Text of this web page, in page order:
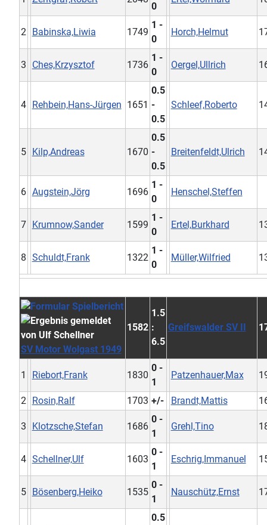
0
2 Babinska,Liwia 1749
1 -
0
Horch,Helmut
3 Ches,Krzysztof 1736
1 -
0
Oergel,Ullrich
4 Rehbein,Hans-Jürgen 1651
0.5
-
0.5
Schleef,Roberto
5 Kilp,Andreas 1670
0.5
-
0.5
Breitenfeldt,Ulrich
6 Augstein,Jörg 1696
1 -
0
Henschel,Steffen
7 Krumnow,Sander 1599
1 -
0
Ertel,Burkhard
8 Schuldt,Frank 1322
1 -
0
Müller,Wilfried
SV Motor Wolgast 1949
1582
1.5
:
6.5
Greifswalder SV II
1 Riebort,Frank 1830
0 -
1
Patzenhauer,Max
2 Rosin,Ralf 1703 +/- Brandt,Mattis
3 Klotzsche,Stefan 1686
0 -
1
Grehl,Tino
4 Schellner,Ulf 1603
0 -
1
Eschrig,Immanuel
5 Bösenberg,Heiko 1535
0 -
1
Nauschütz,Ernst
0.5